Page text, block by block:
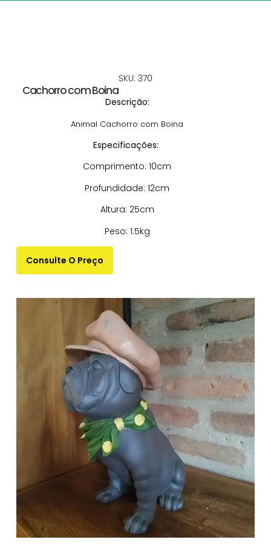
SKU: 370
Cachorro com Boina
Descrição:
Animal Cachorro com Boina
Especificações:
Comprimento: 10cm
Profundidade: 12cm
Altura: 25cm
Peso: 1.5kg
Consulte O Preço